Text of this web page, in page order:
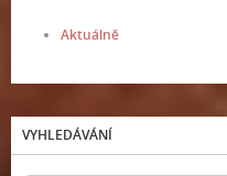
Aktuálně
VYHLEDÁVÁNÍ